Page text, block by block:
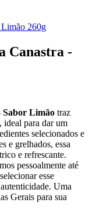
Limão 260g
Canastra -
Sabor Limão traz
ideal para dar um
selecionados e
e grelhados, essa
e refrescante.
pessoalmente até
esse
Uma
Gerais para sua